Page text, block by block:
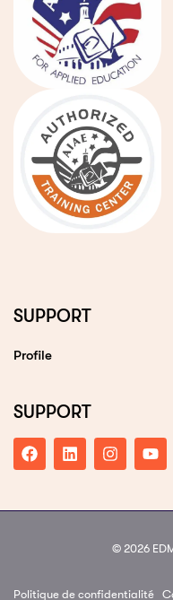
SUPPORT
Profile
SUPPORT
© 2026
Politique de confidentialité